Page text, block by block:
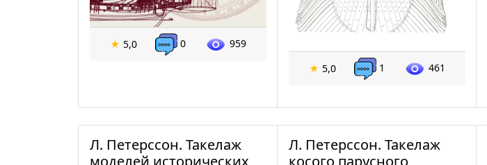
★ 5,0 0 959
★ 5,0 1 461
Л. Петерссон. Такелаж
моделей исторических
Л. Петерссон. Такелаж
косого парусного